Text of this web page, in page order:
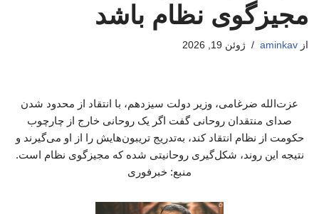
مجیزگوی نظام باشد
از aminkav ژوئن 19, 2026
عزت‌الله ضرغامی، وزیر دولت سیزدهم، با انتقاد از محدود شدن
صدای منتقدان روحانی گفت اگر یک روحانی خارج از چارچوب
حکومت از نظام انتقاد کند، به‌تدریج تریبون‌هایش را از او می‌گیرند و
نتیجه این روند، شکل‌گیری روحانیتی شده که مجیزگوی نظام است.
منبع: خبرفوری